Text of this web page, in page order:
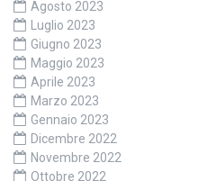
Agosto 2023
Luglio 2023
Giugno 2023
Maggio 2023
Aprile 2023
Marzo 2023
Gennaio 2023
Dicembre 2022
Novembre 2022
Ottobre 2022